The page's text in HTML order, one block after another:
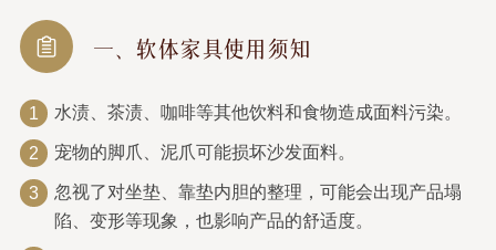
一、软体家具使用须知
1 水渍、茶渍、咖啡等其他饮料和食物造成面料污染。
2 宠物的脚爪、泥爪可能损坏沙发面料。
3
忽视了对坐垫、靠垫内胆的整理，可能会出现产品塌
陷、变形等现象，也影响产品的舒适度。